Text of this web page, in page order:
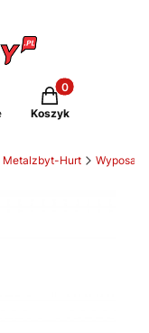
Produkty w
Koszyk
Metalzbyt-Hurt